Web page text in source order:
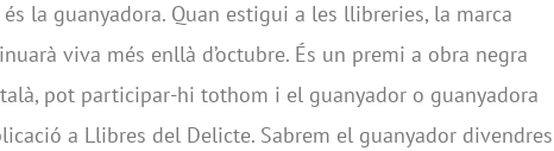
la guanyadora. Quan estigui a les llibreries, la marca
viva més enllà d’octubre. És un premi a obra negra
pot participar-hi tothom i el guanyador o guanyadora
a Llibres del Delicte. Sabrem el guanyador divendres